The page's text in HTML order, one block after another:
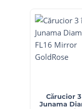
Cărucior 3
Junama